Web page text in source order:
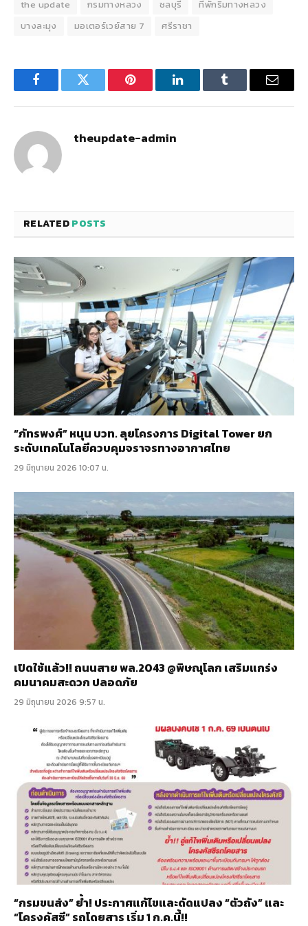
the update กรมทางหลวง ชลบุรี
ที่พักริมทางหลวง
บางละมุง
มอเตอร์เวย์สาย 7 ศรีราชา
FacebookTwitter Pinterest LinkedInTumblr Email
theupdate-admin
RELATEDPOSTS
“ภัทรพงศ์” หนุน บวท. ลุยโครงการ Digital Tower ยก
ระดับเทคโนโลยีควบคุมจราจรทางอากาศไทย
29 มิถุนายน 2026 10:07 น.
เปิดใช้แล้ว!! ถนนสาย พล.2043 @พิษณุโลก เสริมแกร่ง
คมนาคมสะดวก ปลอดภัย
29 มิถุนายน 2026 9:57 น.
“กรมขนส่ง” ย้ำ! ประกาศแก้ไขและดัดแปลง “ตัวถัง” และ
“โครงคัสซี” รถโดยสาร เริ่ม 1 ก.ค.นี้!!